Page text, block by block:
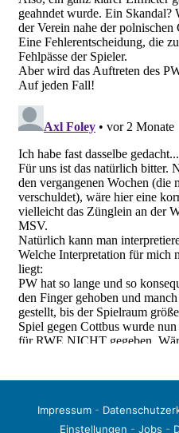
Impressum-
Einstellungen - Jobs -